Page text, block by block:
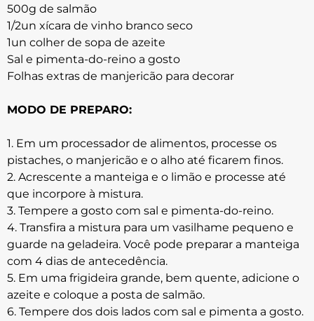
500g de salmão
1/2un xícara de vinho branco seco
1un colher de sopa de azeite
Sal e pimenta-do-reino a gosto
Folhas extras de manjericão para decorar
MODO DE PREPARO:
1. Em um processador de alimentos, processe os
pistaches, o manjericão e o alho até ficarem finos.
2. Acrescente a manteiga e o limão e processe até
que incorpore à mistura.
3. Tempere a gosto com sal e pimenta-do-reino.
4. Transfira a mistura para um vasilhame pequeno e
guarde na geladeira. Você pode preparar a manteiga
com 4 dias de antecedência.
5. Em uma frigideira grande, bem quente, adicione o
azeite e coloque a posta de salmão.
6. Tempere dos dois lados com sal e pimenta a gosto.